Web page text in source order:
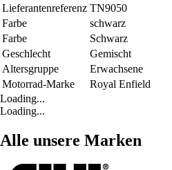
Lieferantenreferenz TN9050
Farbe
schwarz
Farbe
Schwarz
Geschlecht
Gemischt
Altersgruppe
Erwachsene
Motorrad-Marke
Royal Enfield
Loading...
Loading...
Alle unsere Marken